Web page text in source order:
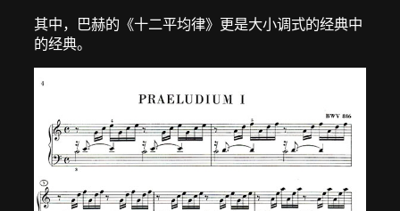
其中，巴赫的《十二平均律》更是大小调式的经典中
的经典。